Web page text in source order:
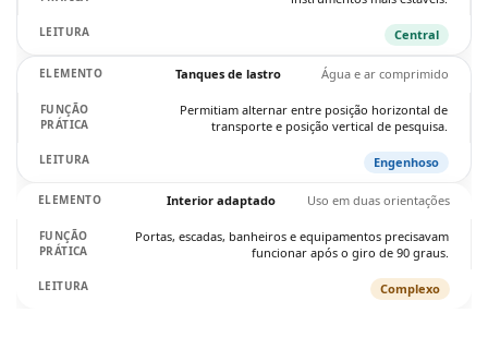
Central
Tanques de lastro Água e ar comprimido
Permitiam alternar entre posição horizontal de
transporte e posição vertical de pesquisa.
Engenhoso
Interior adaptado Uso em duas orientações
Portas, escadas, banheiros e equipamentos precisavam
funcionar após o giro de 90 graus.
Complexo